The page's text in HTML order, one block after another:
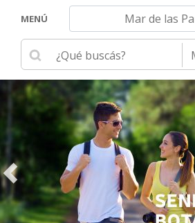
MENÚ Navegar hacia otra
Ingrese su búsqueda